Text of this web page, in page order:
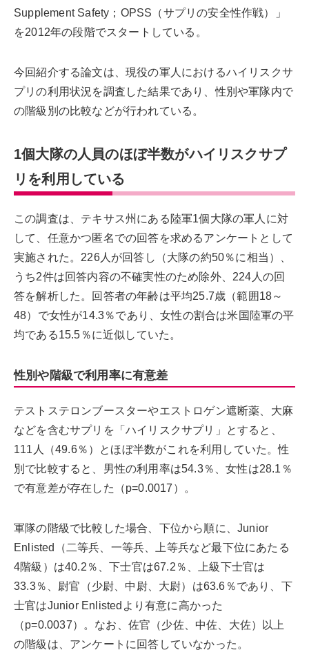
Supplement Safety；OPSS（サプリの安全性作戦）」
を2012年の段階でスタートしている。
今回紹介する論文は、現役の軍人におけるハイリスクサ
プリの利用状況を調査した結果であり、性別や軍隊内で
の階級別の比較などが行われている。
1個大隊の人員のほぼ半数がハイリスクサプ
リを利用している
この調査は、テキサス州にある陸軍1個大隊の軍人に対
して、任意かつ匿名での回答を求めるアンケートとして
実施された。226人が回答し（大隊の約50％に相当）、
うち2件は回答内容の不確実性のため除外、224人の回
答を解析した。回答者の年齢は平均25.7歳（範囲18～
48）で女性が14.3％であり、女性の割合は米国陸軍の平
均である15.5％に近似していた。
性別や階級で利用率に有意差
テストステロンブースターやエストロゲン遮断薬、大麻
などを含むサプリを「ハイリスクサプリ」とすると、
111人（49.6％）とほぼ半数がこれを利用していた。性
別で比較すると、男性の利用率は54.3％、女性は28.1％
で有意差が存在した（p=0.0017）。
軍隊の階級で比較した場合、下位から順に、Junior
Enlisted（二等兵、一等兵、上等兵など最下位にあたる
4階級）は40.2％、下士官は67.2％、上級下士官は
33.3％、尉官（少尉、中尉、大尉）は63.6％であり、下
士官はJunior Enlistedより有意に高かった
（p=0.0037）。なお、佐官（少佐、中佐、大佐）以上
の階級は、アンケートに回答していなかった。